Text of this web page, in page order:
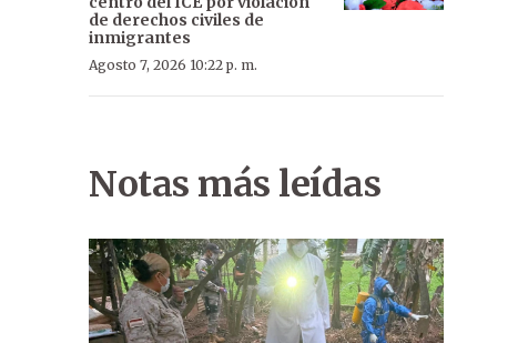
de derechos civiles de
inmigrantes
Agosto 7, 2026 10:22 p. m.
Notas más leídas